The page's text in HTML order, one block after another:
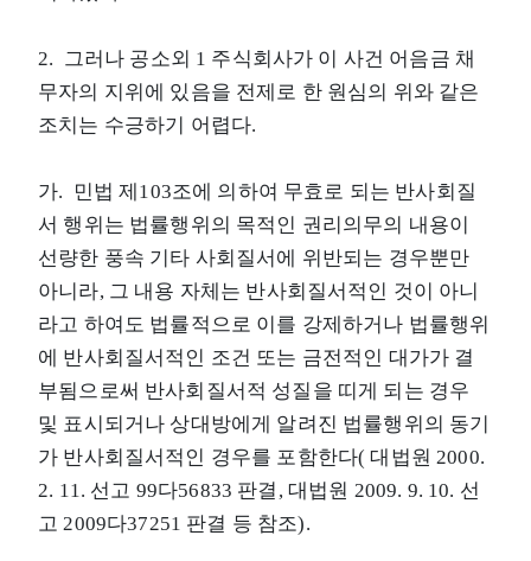
2. 그러나 공소외 1 주식회사가 이 사건 어음금 채
무자의 지위에 있음을 전제로 한 원심의 위와 같은
조치는 수긍하기 어렵다.
가. 민법 제103조에 의하여 무효로 되는 반사회질
서 행위는 법률행위의 목적인 권리의무의 내용이
선량한 풍속 기타 사회질서에 위반되는 경우뿐만
아니라, 그 내용 자체는 반사회질서적인 것이 아니
라고 하여도 법률적으로 이를 강제하거나 법률행위
에 반사회질서적인 조건 또는 금전적인 대가가 결
부됨으로써 반사회질서적 성질을 띠게 되는 경우
및 표시되거나 상대방에게 알려진 법률행위의 동기
가 반사회질서적인 경우를 포함한다( 대법원 2000.
2. 11. 선고 99다56833 판결, 대법원 2009. 9. 10. 선
고 2009다37251 판결 등 참조).